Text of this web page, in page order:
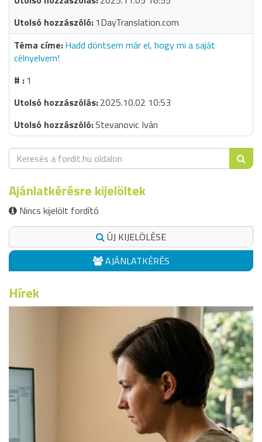
1DayTranslation.com
Hadd döntsem már el, hogy mi a saját
célnyelvem!
1
2025.10.02 10:53
Stevanovic Iván
Ajánlatkérésre kijelöltek
Nincs kijelölt fordító
ÚJ KIJELÖLÉSE
AJÁNLATKÉRÉS
Hírek